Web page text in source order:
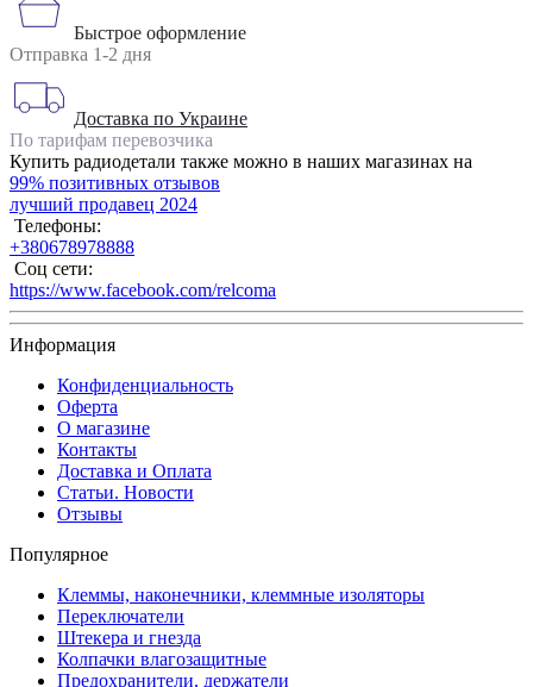
Быстрое оформление
Отправка 1-2 дня
Доставка по Украине
По тарифам перевозчика
Купить радиодетали также можно в наших магазинах на
99% позитивных отзывов
лучший продавец 2024
Телефоны:
+380678978888
Соц сети:
https://www.facebook.com/relcoma
Информация
Конфиденциальность
Оферта
О магазине
Контакты
Доставка и Оплата
Статьи. Новости
Отзывы
Популярное
Клеммы, наконечники, клеммные изоляторы
Переключатели
Штекера и гнезда
Колпачки влагозащитные
Предохранители, держатели